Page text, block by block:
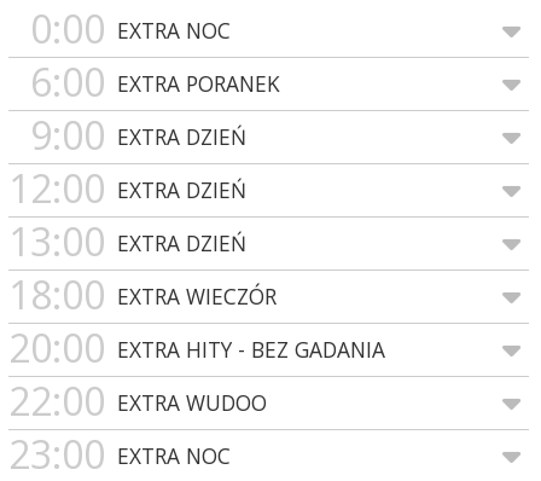
0:00 EXTRA NOC
6:00 EXTRA PORANEK
9:00 EXTRA DZIEŃ
12:00 EXTRA DZIEŃ
13:00 EXTRA DZIEŃ
18:00 EXTRA WIECZÓR
20:00 EXTRA HITY - BEZ GADANIA
22:00 EXTRA WUDOO
23:00 EXTRA NOC